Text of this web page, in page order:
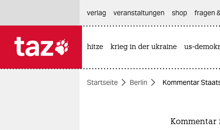
themen
verlag
veranstaltungen shop fragen
hitze krieg in der ukraine us-
Startseite Berlin Kommentar
Kommentar